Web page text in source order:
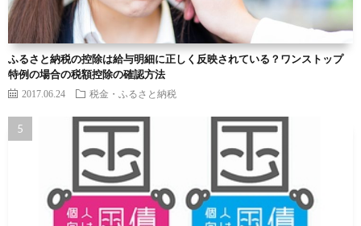
ふるさと納税の控除は給与明細に正しく反映されている？ワンストップ
特例の場合の税額控除の確認方法
2017.06.24 税金・ふるさと納税